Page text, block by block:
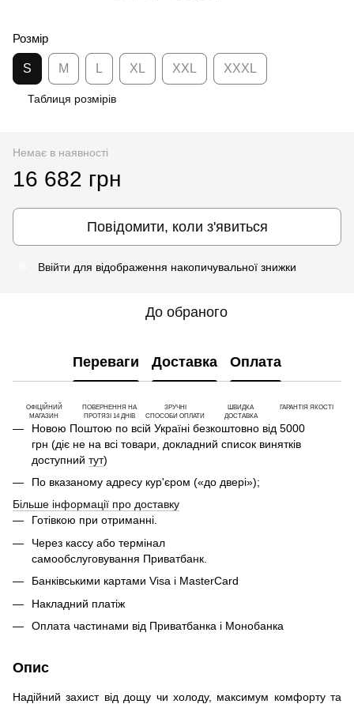
Розмір
S M L XL XXL XXXL
Таблиця розмірів
Немає в наявності
16 682 грн
Повідомити, коли з'явиться
Ввійти для відображення накопичувальної знижки
До обраного
Переваги Доставка Оплата
ОФІЦІЙНИЙ
МАГАЗИН
ПОВЕРНЕННЯ НА
ПРОТЯЗІ 14 ДНІВ
ЗРУЧНІ
СПОСОБИ ОПЛАТИ
ШВИДКА
ДОСТАВКА
ГАРАНТІЯ ЯКОСТІ
Новою Поштою по всій Україні безкоштовно від 5000
грн (діє не на всі товари, докладний список винятків
доступний тут)
По вказаному адресу кур'єром («до двері»);
Більше інформації про доставку
Готівкою при отриманні.
Через кассу або термінал
самообслуговування Приватбанк.
Банківськими картами Visa і MasterCard
Накладний платіж
Оплата частинами від Приватбанка і Монобанка
Опис
Надійний захист від дощу чи холоду, максимум комфорту та